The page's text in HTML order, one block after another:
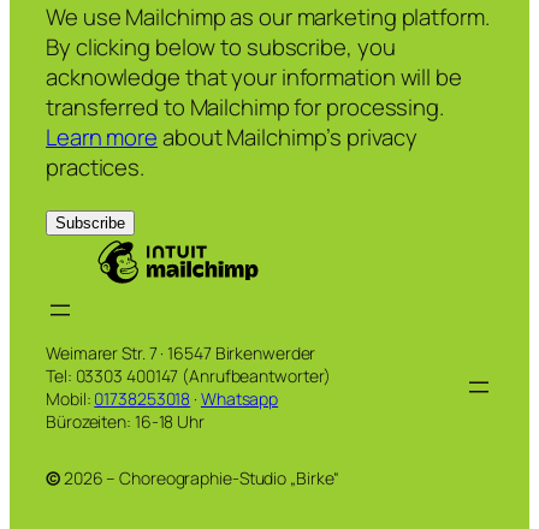
We use Mailchimp as our marketing platform.
By clicking below to subscribe, you
acknowledge that your information will be
transferred to Mailchimp for processing.
Learn moreabout Mailchimp’s privacy
practices.
Weimarer Str. 7 · 16547 Birkenwerder
Tel: 03303 400147 (Anrufbeantworter)
Mobil: 01738253018 · Whatsapp
Bürozeiten: 16-18 Uhr
©2026 – Choreographie-Studio „Birke“